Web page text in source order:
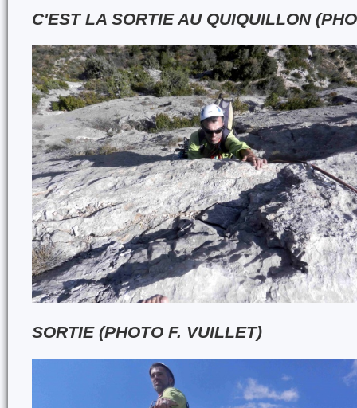
C'EST LA SORTIE AU QUIQUILLON
SORTIE (PHOTO F. VUILLET)